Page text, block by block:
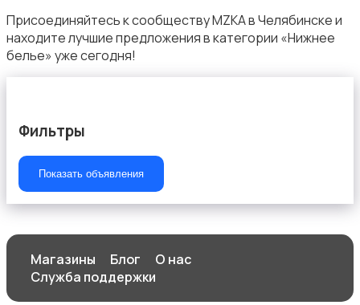
Платья и юбки
Свитеры и толстовки
Спортивная одежда
Присоединяйтесь к сообществу MZKA в Челябинске и
находите лучшие предложения в категории «Нижнее
белье» уже сегодня!
Фильтры
Показать объявления
Магазины Блог
О нас
Служба поддержки